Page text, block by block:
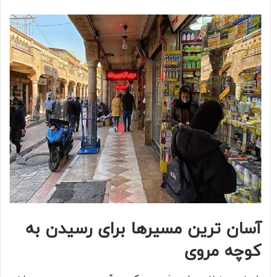
آسان ترین مسیرها برای رسیدن به
کوچه مروی